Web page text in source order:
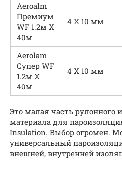
Aeroalm
Премиум
WF 1.2м X
40м
4 X 10 мм
Aerolam
Супер WF
1.2м X
40м
4 X 10 мм
Это малая часть рулонного
материала для
Insulation. Выбор огромен.
универсальный
внешней, внутренней